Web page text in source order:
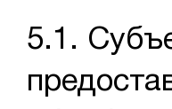
5.1.